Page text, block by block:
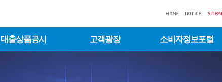
대출상품공시 고객광장 소비자정보포털